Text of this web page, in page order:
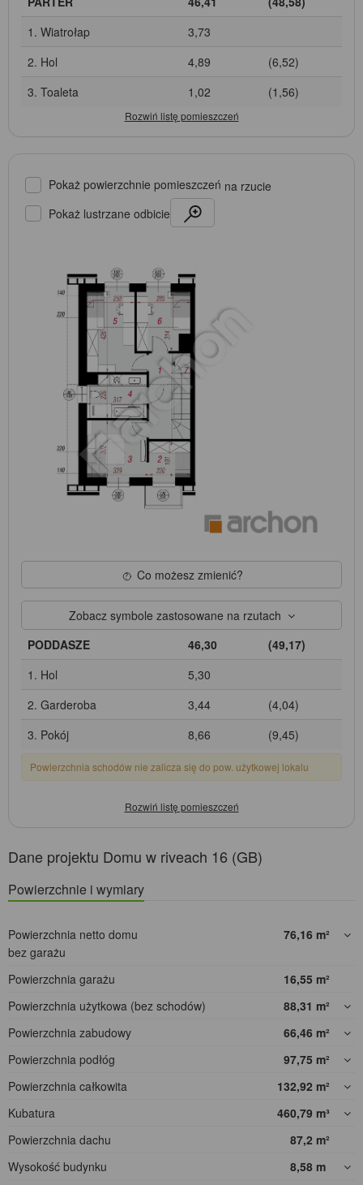
1. Wiatrołap
3,73
2. Hol
4,89
(6,52)
3. Toaleta
1,02 (1,56)
Pokaż powierzchnie pomieszczeń na rzucie
Pokaż lustrzane odbicie
Co możesz zmienić?
Zobacz symbole zastosowane na rzutach
PODDASZE
46,30
(49,17)
1. Hol
5,30
2. Garderoba
3,44
(4,04)
3. Pokój
8,66 (9,45)
Powierzchnia schodów nie zalicza się do pow. użytkowej lokalu
Dane projektu Domu w riveach 16 (GB)
Powierzchnie i wymiary
Powierzchnia netto domu
bez garażu
76,16 m²
Powierzchnia garażu 16,55 m²
Powierzchnia użytkowa (bez schodów)
88,31 m²
Powierzchnia zabudowy
66,46 m²
Powierzchnia podłóg
97,75 m²
Powierzchnia całkowita
132,92 m²
Kubatura
460,79 m³
Powierzchnia dachu
87,2 m²
Wysokość budynku
8,58 m